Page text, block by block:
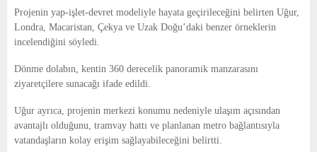
Projenin yap-işlet-devret modeliyle hayata geçirileceğini belirten Uğur,
Londra, Macaristan, Çekya ve Uzak Doğu’daki benzer örneklerin
incelendiğini söyledi.
Dönme dolabın, kentin 360 derecelik panoramik manzarasını
ziyaretçilere sunacağı ifade edildi.
Uğur ayrıca, projenin merkezi konumu nedeniyle ulaşım açısından
avantajlı olduğunu, tramvay hattı ve planlanan metro bağlantısıyla
vatandaşların kolay erişim sağlayabileceğini belirtti.